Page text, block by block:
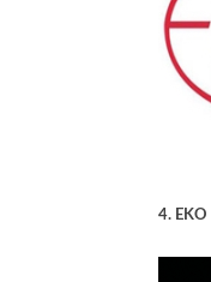
4. EKO